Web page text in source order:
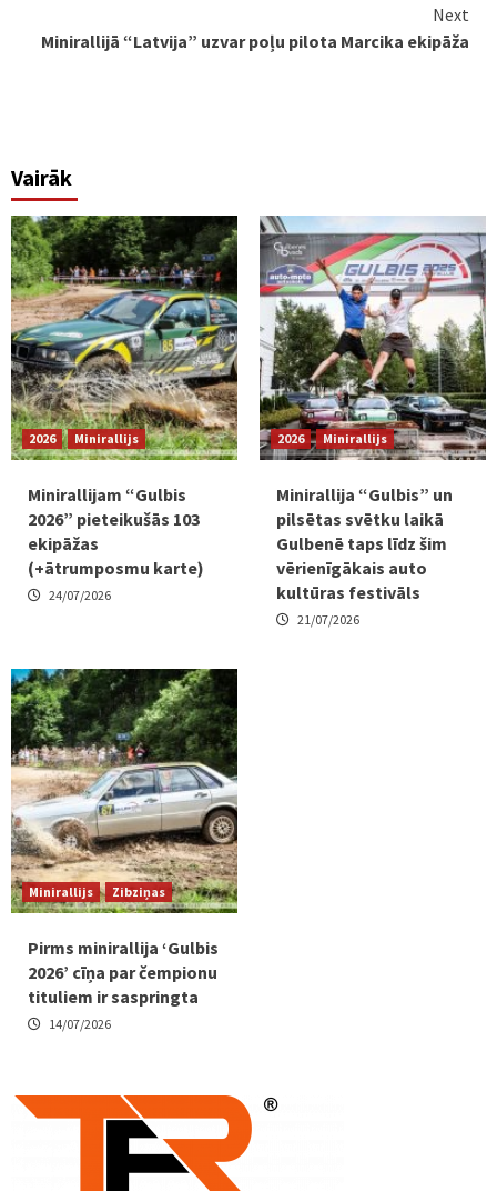
Next
Minirallijā “Latvija” uzvar poļu pilota Marcika ekipāža
Vairāk
2026 Minirallijs
Minirallijam “Gulbis
2026” pieteikušās 103
ekipāžas
(+ātrumposmu karte)
24/07/2026
2026 Minirallijs
Minirallija “Gulbis” un
pilsētas svētku laikā
Gulbenē taps līdz šim
vērienīgākais auto
kultūras festivāls
21/07/2026
Minirallijs Zibziņas
Pirms minirallija ‘Gulbis
2026’ cīņa par čempionu
tituliem ir saspringta
14/07/2026